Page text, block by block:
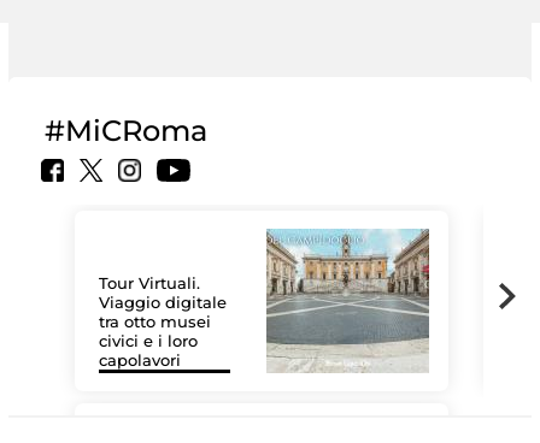
#MiCRoma
Tour Virtuali.
Viaggio digitale
tra otto musei
civici e i loro
capolavori